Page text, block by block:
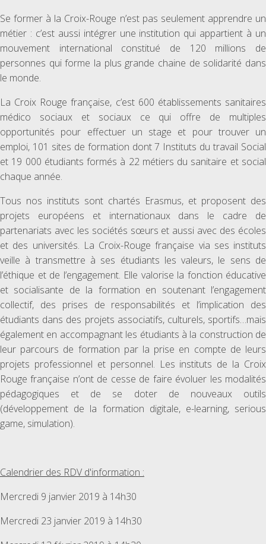
Se former à la Croix-Rouge n’est pas seulement apprendre un
métier : c’est aussi intégrer une institution qui appartient à un
mouvement international constitué de 120 millions de
personnes qui forme la plus grande chaine de solidarité dans
le monde.
La Croix Rouge française, c’est 600 établissements sanitaires
médico sociaux et sociaux ce qui offre de multiples
opportunités pour effectuer un stage et pour trouver un
emploi, 101 sites de formation dont 7 Instituts du travail Social
et 19 000 étudiants formés à 22 métiers du sanitaire et social
chaque année.
Tous nos instituts sont chartés Erasmus, et proposent des
projets européens et internationaux dans le cadre de
partenariats avec les sociétés sœurs et aussi avec des écoles
et des universités. La Croix-Rouge française via ses instituts
veille à transmettre à ses étudiants les valeurs, le sens de
l’éthique et de l’engagement. Elle valorise la fonction éducative
et socialisante de la formation en soutenant l’engagement
collectif, des prises de responsabilités et l’implication des
étudiants dans des projets associatifs, culturels, sportifs…mais
également en accompagnant les étudiants à la construction de
leur parcours de formation par la prise en compte de leurs
projets professionnel et personnel. Les instituts de la Croix
Rouge française n’ont de cesse de faire évoluer les modalités
pédagogiques et de se doter de nouveaux outils
(développement de la formation digitale, e-learning, serious
game, simulation).
Calendrier des RDV d'information :
Mercredi 9 janvier 2019 à 14h30
Mercredi 23 janvier 2019 à 14h30